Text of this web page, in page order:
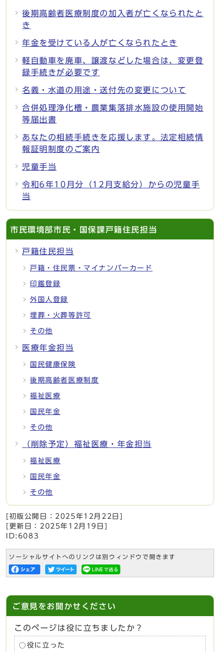
後期高齢者医療制度の加入者が亡くなられたと
き
年金を受けている人が亡くなられたとき
軽自動車を廃車、譲渡などした場合は、変更登
録手続きが必要です
名義・水道の用途・送付先の変更について
合併処理浄化槽・農業集落排水施設の使用開始
等届出書
あなたの相続手続きを応援します。法定相続情
報証明制度のご案内
児童手当
令和6年10月分（12月支給分）からの児童手
当
市民環境部市民・国保課戸籍住民担当
戸籍住民担当
戸籍・住民票・マイナンバーカード
印鑑登録
外国人登録
埋葬・火葬等許可
その他
医療年金担当
国民健康保険
後期高齢者医療制度
福祉医療
国民年金
その他
（削除予定）福祉医療・年金担当
福祉医療
国民年金
その他
[初版公開日： 2025年12月22日
[更新日： 2025年12月19日
ID:6083
ソーシャルサイトへのリンクは別ウィンドウで開きます
ご意見をお聞かせください
このページは役に立ちましたか？
役に立った